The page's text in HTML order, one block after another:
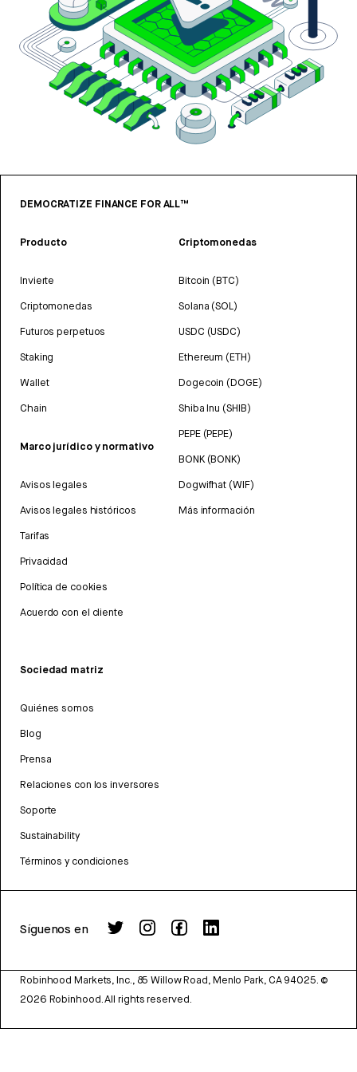
DEMOCRATIZE FINANCE FOR ALL™
Producto
Invierte
Criptomonedas
Futuros perpetuos
Staking
Wallet
Chain
Marco jurídico y normativo
Avisos legales
Avisos legales históricos
Tarifas
Privacidad
Política de cookies
Acuerdo con el cliente
Criptomonedas
Bitcoin (BTC)
Solana (SOL)
USDC (USDC)
Ethereum (ETH)
Dogecoin (DOGE)
Shiba Inu (SHIB)
PEPE (PEPE)
BONK (BONK)
Dogwifhat (WIF)
Más información
Sociedad matriz
Quiénes somos
Blog
Prensa
Relaciones con los inversores
Soporte
Sustainability
Términos y condiciones
Síguenos en
Robinhood Markets, Inc., 85 Willow Road, Menlo Park, CA 94025. ©
2026 Robinhood. All rights reserved.